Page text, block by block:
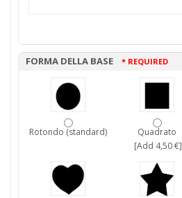
FORMA DELLA BASE * REQUIRED
Rotondo (standard)
Quadrato
[Add 4,50 €]